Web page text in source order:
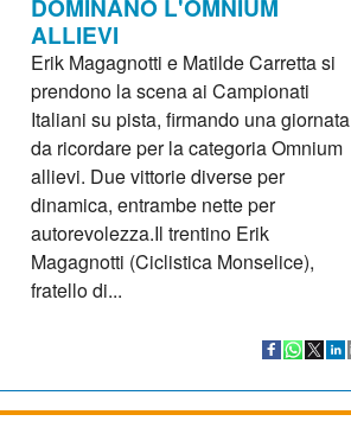
DOMINANO L'OMNIUM
ALLIEVI
Erik Magagnotti e Matilde Carretta si
prendono la scena ai Campionati
Italiani su pista, firmando una giornata
da ricordare per la categoria Omnium
allievi. Due vittorie diverse per
dinamica, entrambe nette per
autorevolezza.Il trentino Erik
Magagnotti (Ciclistica Monselice),
fratello di...